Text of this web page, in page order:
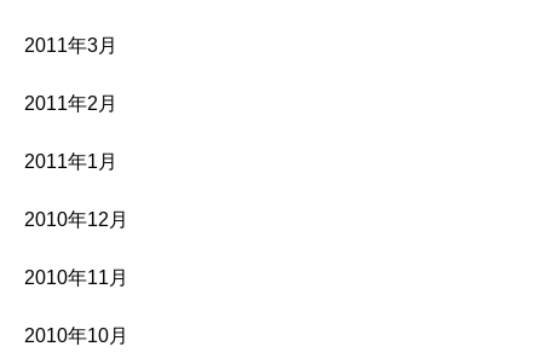
2011年3月
2011年2月
2011年1月
2010年12月
2010年11月
2010年10月